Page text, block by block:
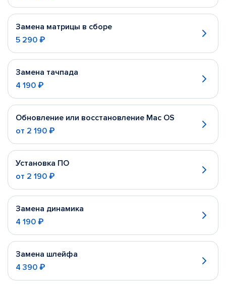
Замена матрицы в сборе
5 290 ₽
Замена тачпада
4 190 ₽
Обновление или восстановление Mac OS
от 2 190 ₽
Установка ПО
от 2 190 ₽
Замена динамика
4 190 ₽
Замена шлейфа
4 390 ₽